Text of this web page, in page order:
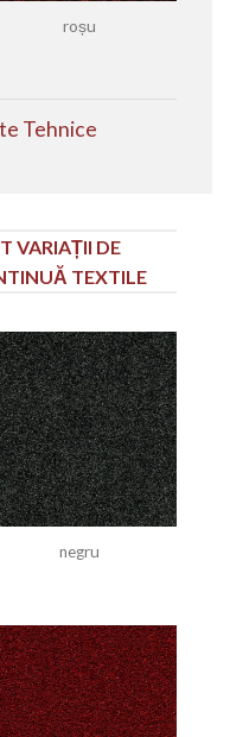
roșu
Tehnice
VARIAȚII DE
TEXTILE
negru